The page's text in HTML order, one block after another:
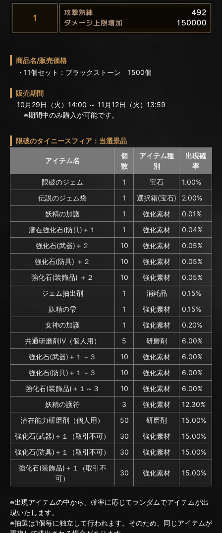
商品名/販売価格
・11個セット：ブラックストーン 1500個
販売期間
10月29日（火）14:00 ～ 11月12日（火）13:59
※期間中のみ購入が可能です。
限破のタイニースフィア：当選景品
アイテム名
個
数
アイテム種
別
出現確
率
限破のジェム
1 宝石
1.00%
伝説のジェム袋
1 選択箱(宝石)
2.00%
妖精の加護
1 強化素材
0.01%
潜在強化石(防具)＋１
1 強化素材
0.04%
強化石(武器)＋２
10 強化素材
0.05%
強化石(防具) ＋２
10 強化素材
0.05%
強化石(装飾品) ＋２
10 強化素材
0.05%
ジェム抽出剤
1 消耗品
0.15%
妖精の雫
1 強化素材
0.15%
女神の加護
1 強化素材
0.20%
共通研磨剤IV（個人用）
5 研磨剤
6.00%
強化石(武器)＋１～３
10 強化素材
6.00%
強化石(防具)＋１～３
10 強化素材
6.00%
強化石(装飾品)＋１～３
10 強化素材
6.00%
妖精の護符
3 強化素材
12.30%
潜在能力研磨剤（個人用）
50 研磨剤
15.00%
強化石(武器)＋１（取引不可）
30 強化素材
15.00%
強化石(防具)＋１（取引不可）
30 強化素材
15.00%
強化石(装飾品)＋１（取引不
可）
30 強化素材 15.00%
※出現アイテムの中から、確率に応じてランダムでアイテムが出
現いたします。
※抽選は1個毎に独立して行われます。そのため、同じアイテムが